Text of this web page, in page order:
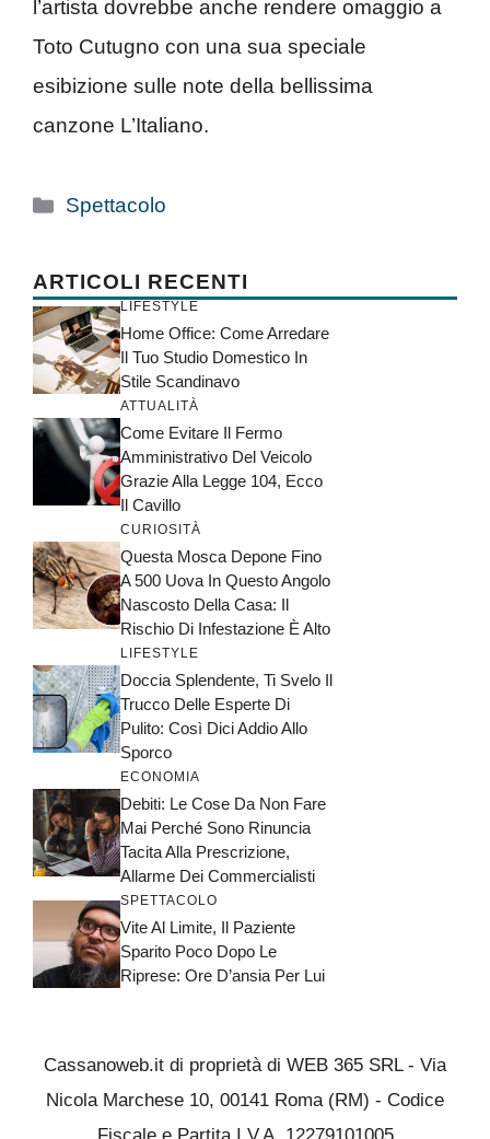
l’artista dovrebbe anche rendere omaggio a
Toto Cutugno con una sua speciale
esibizione sulle note della bellissima
canzone L’Italiano.
Categorie
Spettacolo
ARTICOLI RECENTI
LIFESTYLE
Home Office: Come Arredare
Il Tuo Studio Domestico In
Stile Scandinavo
ATTUALITÀ
Come Evitare Il Fermo
Amministrativo Del Veicolo
Grazie Alla Legge 104, Ecco
Il Cavillo
CURIOSITÀ
Questa Mosca Depone Fino
A 500 Uova In Questo Angolo
Nascosto Della Casa: Il
Rischio Di Infestazione È Alto
LIFESTYLE
Doccia Splendente, Ti Svelo Il
Trucco Delle Esperte Di
Pulito: Così Dici Addio Allo
Sporco
ECONOMIA
Debiti: Le Cose Da Non Fare
Mai Perché Sono Rinuncia
Tacita Alla Prescrizione,
Allarme Dei Commercialisti
SPETTACOLO
Vite Al Limite, Il Paziente
Sparito Poco Dopo Le
Riprese: Ore D’ansia Per Lui
Cassanoweb.it di proprietà di WEB 365 SRL - Via
Nicola Marchese 10, 00141 Roma (RM) - Codice